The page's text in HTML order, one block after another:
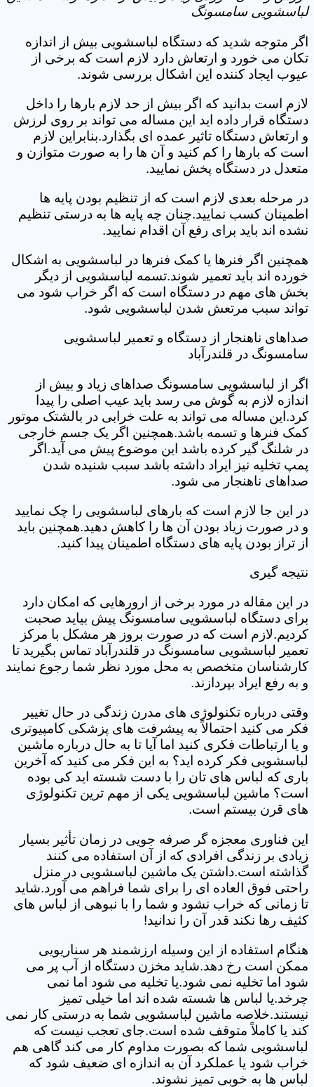
لباسشویی سامسونگ
اگر متوجه شدید که دستگاه لباسشویی بیش از اندازه
تکان می خورد و ارتعاش دارد لازم است که برخی از
عیوب ایجاد کننده این اشکال بررسی شوند.
لازم است بدانید که اگر بیش از حد لازم بارها را داخل
دستگاه قرار داده اید این مساله می تواند بر روی لرزش
و ارتعاش دستگاه تاثیر عمده ای بگذارد.بنابراین لازم
است که بارها را کم کنید و آن ها را به صورت متوازن و
متعدل در دستگاه پخش نمایید.
در مرحله بعدی لازم است که از تنظیم بودن پایه ها
اطمینان کسب نمایید.چنان چه پایه ها به درستی تنظیم
نشده اند باید برای رفع آن اقدام نمایید.
همچنین اگر فنرها یا کمک فنرها در لباسشویی به اشکال
خورده اند باید تعمیر شوند.تسمه لباسشویی از دیگر
بخش های مهم در دستگاه است که اگر خراب شود می
تواند سبب مرتعش شدن لباسشویی شود.
صداهای ناهنجار از دستگاه و تعمیر لباسشویی
سامسونگ در قلندرآباد
اگر از لباسشویی سامسونگ صداهای زیاد و بیش از
اندازه لازم به گوش می رسد باید عیب اصلی را پیدا
کرد.این مساله می تواند به علت خرابی در بالشتک موتور
کمک فنرها و تسمه باشد.همچنین اگر یک جسم خارجی
در شلنگ گیر کرده باشد این موضوع پیش می آید.اگر
پمپ تخلیه نیز ایراد داشته باشد سبب شنیده شدن
صداهای ناهنجار می شود.
در این جا لازم است که بارهای لباسشویی را چک نمایید
و در صورت زیاد بودن آن ها را کاهش دهید.همچنین باید
از تراز بودن پایه های دستگاه اطمینان پیدا کنید.
نتیجه گیری
در این مقاله در مورد برخی از ارورهایی که امکان دارد
برای دستگاه لباسشویی سامسونگ پیش بیاید صحبت
کردیم.لازم است که در صورت بروز هر مشکل با مرکز
تعمیر لباسشویی سامسونگ در قلندرآباد تماس بگیرید تا
کارشناسان متخصص به محل مورد نظر شما رجوع نمایند
و به رفع ایراد بپردازند.
وقتی درباره تکنولوژی های مدرن زندگی در حال تغییر
فکر می کنید احتمالاً به پیشرفت های پزشکی کامپیوتری
و یا ارتباطات فکری کنید اما آیا تا به حال درباره ماشین
لباسشویی فکر کرده اید؟ به این فکر می کنید که آخرین
باری که لباس های تان را با دست شسته اید کی بوده
است؟ ماشین لباسشویی یکی از مهم ترین تکنولوژی
های قرن بیستم است.
این فناوری معجزه گر صرفه جویی در زمان تأثیر بسیار
زیادی بر زندگی افرادی که از آن استفاده می کنند
گذاشته است.داشتن یک ماشین لباسشویی در منزل
راحتی فوق العاده ای را برای شما فراهم می آورد.شاید
تا زمانی که خراب نشود و شما را با نبوهی از لباس های
کثیف رها نکند قدر آن را ندانید!
هنگام استفاده از این وسیله ارزشمند هر سناریویی
ممکن است رخ دهد.شاید مخزن دستگاه از آب پر می
شود اما تخلیه نمی شود.یا تخلیه می شود اما نمی
چرخد.یا لباس ها شسته شده اند اما خیلی تمیز
نیستند.خلاصه ماشین لباسشویی شما به درستی کار نمی
کند یا کاملاً متوقف شده است.جای تعجب نیست که
لباسشویی شما که بصورت مداوم کار می کند گاهی هم
خراب شود یا عملکرد آن به اندازه ای ضعیف شود که
لباس ها به خوبی تمیز نشوند.